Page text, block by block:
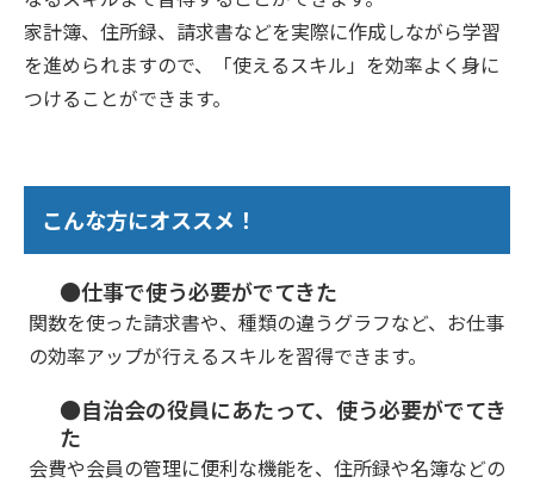
家計簿、住所録、請求書などを実際に作成しながら学習
を進められますので、「使えるスキル」を効率よく身に
つけることができます。
こんな方にオススメ！
●仕事で使う必要がでてきた
関数を使った請求書や、種類の違うグラフなど、お仕事
の効率アップが行えるスキルを習得できます。
●自治会の役員にあたって、使う必要がでてき
た
会費や会員の管理に便利な機能を、住所録や名簿などの